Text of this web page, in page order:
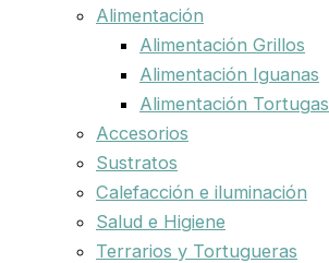
Alimentación
Alimentación Grillos
Alimentación Iguanas
Alimentación Tortugas
Accesorios
Sustratos
Calefacción e iluminación
Salud e Higiene
Terrarios y Tortugueras